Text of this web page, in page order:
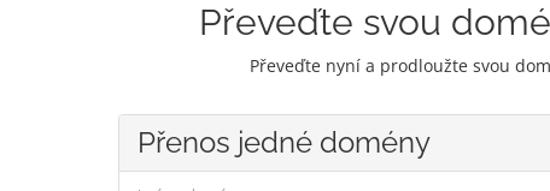
Převeďte svou
Převeďte nyní a prodloužte svou
Přenos jedné domény